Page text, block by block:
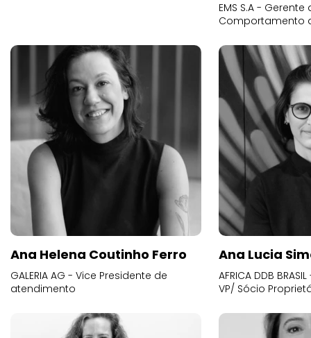
EMS S.A -
Comportamento
Ana Helena Coutinho Ferro
GALERIA AG - Vice Presidente de
atendimento
Ana Lucia
AFRICA DDB
VP/ Sócio